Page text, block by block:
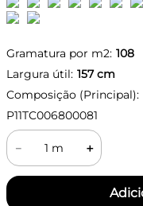
Gramatura por m2: 108
Largura útil: 157cm
Composição (Principal):
P11TC006800081
＋
－